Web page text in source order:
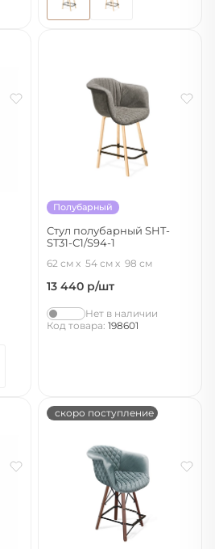
Полубарный
Стул полубарный SHT-
ST31-С1/S94-1
муар
62 см 54 см 98 см
13 440 р/шт
Нет в наличии
Код товара: 198601
скоро поступление